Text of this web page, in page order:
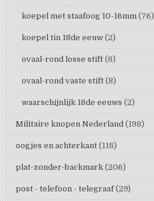
koepel met staafoog 10-16mm (76)
koepel tin 18de eeuw (2)
ovaal-rond losse stift (8)
ovaal-rond vaste stift (8)
waarschijnlijk 18de eeuws (2)
Militaire knopen Nederland (198)
oogjes en achterkant (118)
plat-zonder-backmark (206)
post - telefoon - telegraaf (29)